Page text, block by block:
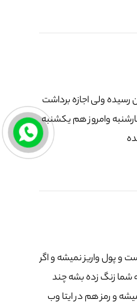
۲۵ هزار تومان رسیده ولی اجازه برداشت
وامروز هم یکشنبه
و پول واریز نمیشه و اگر
شما زنگ زده بشه چند
و رمز هم در ایتا وب